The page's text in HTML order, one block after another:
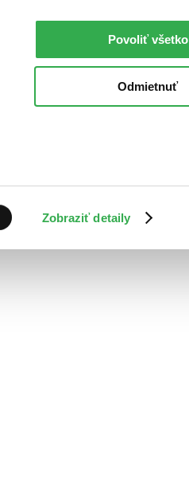
Zobraziť detaily
Povoliť všetko
Odmietnuť